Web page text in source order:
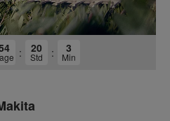
: 20
Std : 3
Min